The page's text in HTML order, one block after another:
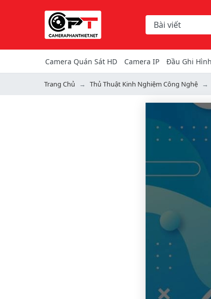
Chọn danh mục
Từ khóa hoặc mã
Camera Quán Sát HD Camera IP Đầu Ghi Hình
Trang Chủ Thủ Thuật Kinh Nghiệm Công Nghệ